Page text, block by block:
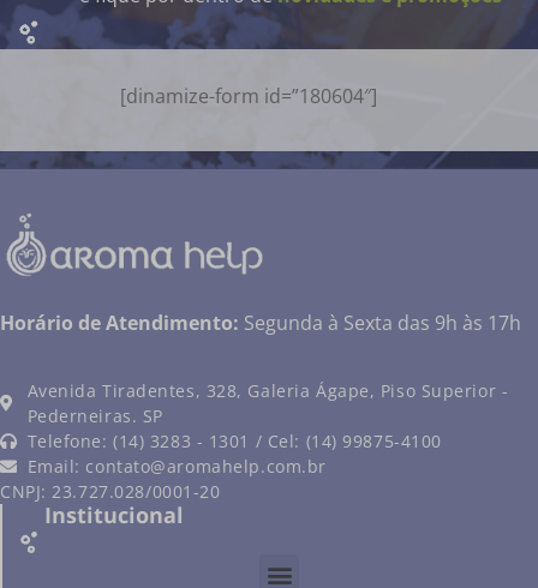
[dinamize-form id=”180604″]
Horário de Atendimento: Segunda à Sexta das 9h às 17h
Avenida Tiradentes, 328, Galeria Ágape, Piso Superior -
Pederneiras. SP
Telefone: (14) 3283 - 1301 / Cel: (14) 99875-4100
Email: contato@aromahelp.com.br
CNPJ: 23.727.028/0001-20
Institucional